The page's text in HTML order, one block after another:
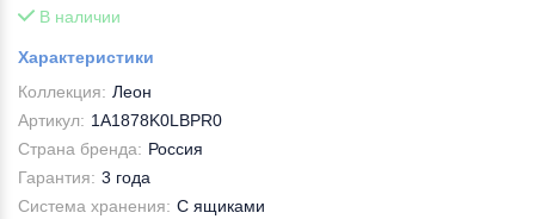
В наличии
Характеристики
Коллекция: Леон
Артикул: 1A1878K0LBPR0
Страна бренда: Россия
Гарантия: 3 года
Система хранения: С ящиками